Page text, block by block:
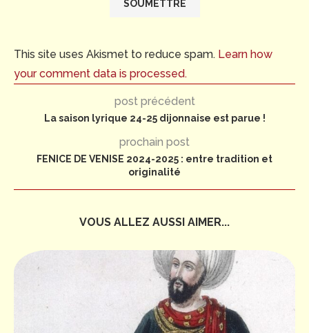
This site uses Akismet to reduce spam. Learn how
your comment data is processed.
post précédent
La saison lyrique 24-25 dijonnaise est parue !
prochain post
FENICE DE VENISE 2024-2025 : entre tradition et
originalité
VOUS ALLEZ AUSSI AIMER...